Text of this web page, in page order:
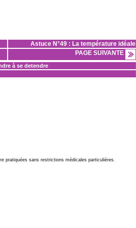
Astuce N°49 : La température idéale
PAGE SUIVANTE
à se detendre
pratiquées sans restrictions médicales particulières.